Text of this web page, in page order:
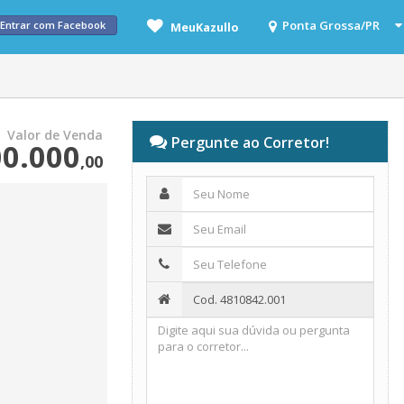
MeuKazullo
com Facebook
Valor de Venda
,00
Pergunte ao Corretor!